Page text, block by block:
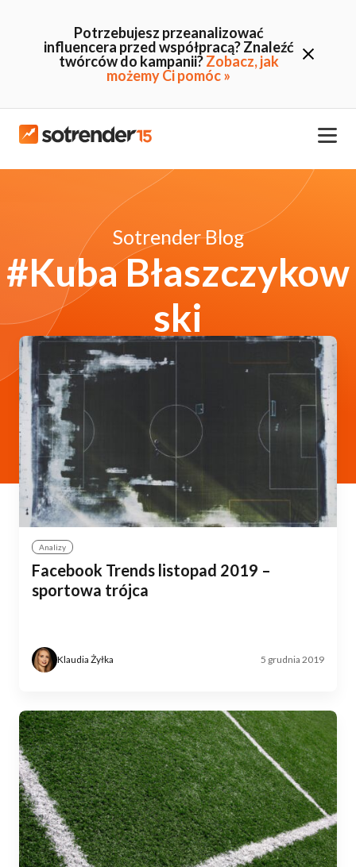
Potrzebujesz przeanalizować
influencera przed współpracą? Znaleźć
twórców do kampanii?Zobacz, jak
możemy Ci pomóc »
Sotrender Blog
#Kuba Błaszczykow
ski
Analizy
Facebook Trends listopad 2019 –
sportowa trójca
Klaudia Żyłka 5 grudnia 2019